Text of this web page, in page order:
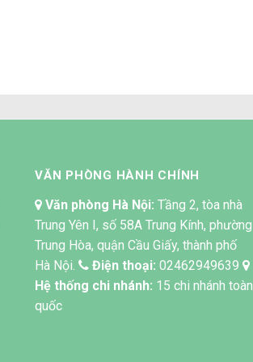
VĂN PHÒNG HÀNH CHÍNH
Văn phòng Hà Nội: Tầng 2, tòa nhà
Trung Yên I, số 58A Trung Kính, phường
Trung Hòa, quận Cầu Giấy, thành phố
Hà Nội.
Điện thoại: 02462949639
Hệ thống chi nhánh: 15 chi nhánh toàn
quốc